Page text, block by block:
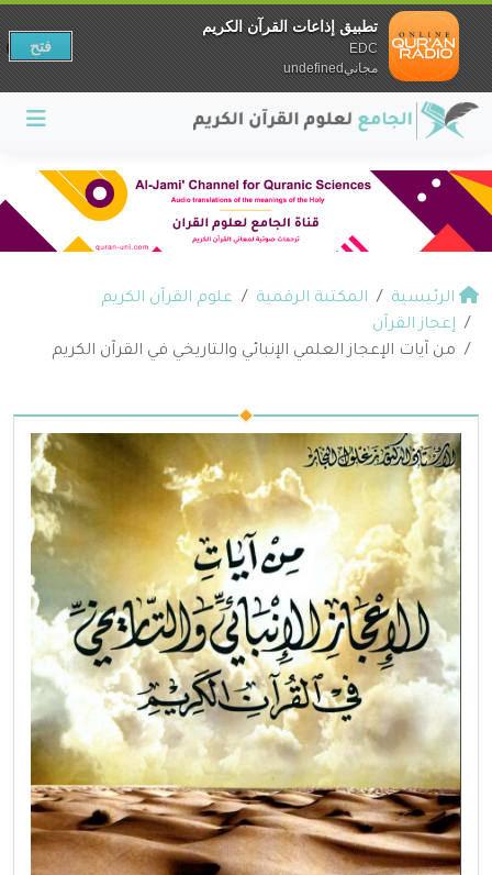
الرئيسية المكتبة الرقمية
علوم القرآن الكريم
إعجاز القرآن
من آيات الإعجاز العلمي الإنبائي والتاريخي في القرآن الكريم
تطبيق إذاعات القرآن الكريم
EDC
مجانيundefined
فتح